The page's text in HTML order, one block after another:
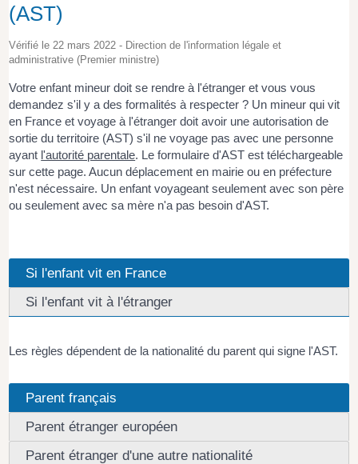
(AST)
Vérifié le 22 mars 2022 - Direction de l'information légale et
administrative (Premier ministre)
Votre enfant mineur doit se rendre à l'étranger et vous vous
demandez s'il y a des formalités à respecter ? Un mineur qui vit
en France et voyage à l'étranger doit avoir une autorisation de
sortie du territoire (AST) s'il ne voyage pas avec une personne
ayant l'autorité parentale. Le formulaire d'AST est téléchargeable
sur cette page. Aucun déplacement en mairie ou en préfecture
n'est nécessaire. Un enfant voyageant seulement avec son père
ou seulement avec sa mère n'a pas besoin d'AST.
Si l'enfant vit en France
Si l'enfant vit à l'étranger
Les règles dépendent de la nationalité du parent qui signe l'AST.
Parent français
Parent étranger européen
Parent étranger d'une autre nationalité